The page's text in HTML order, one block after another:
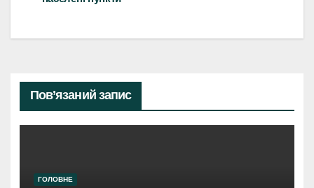
Пов’язаний запис
ГОЛОВНЕ